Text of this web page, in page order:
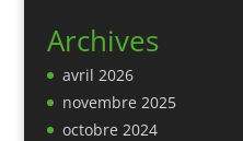
Archives
avril 2026
novembre 2025
octobre 2024